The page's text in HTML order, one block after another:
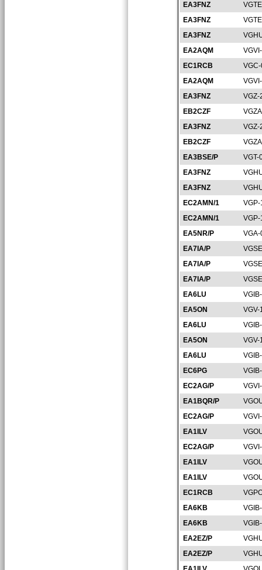
EA3FNZ
EA3FNZ
EA3FNZ
EA2AQM
EC1RCB
EA2AQM
EA3FNZ
VGZ-
EB2CZF
EA3FNZ
VGZ-
EB2CZF
EA3BSE/P
VGT-
EA3FNZ
EA3FNZ
EC2AMN/1
EC2AMN/1
EA5NR/P
EA7IA/P
EA7IA/P
EA7IA/P
EA6LU
EA5ON
VGV-
EA6LU
EA5ON
VGV-
EA6LU
EC6PG
EC2AG/P
EA1BQR/P
EC2AG/P
EA1ILV
EC2AG/P
EA1ILV
EA1ILV
EC1RCB
EA6KB
EA6KB
EA2EZ/P
EA2EZ/P